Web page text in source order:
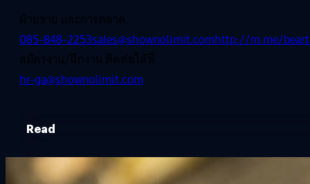
ฝ่ายขาย และการตลาด
085-848-2253sales@shownolimit.comhttp://m.me/
สมัครงาน/ฝึกงาน ติดต่อได้ที่
hr-ga@shownolimit.com
Read